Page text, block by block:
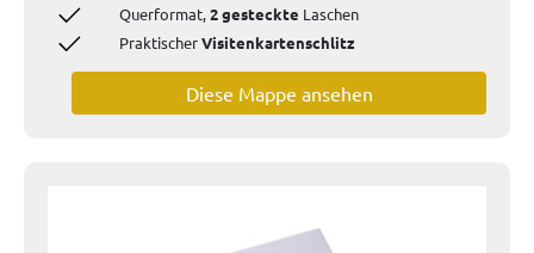
Querformat,2 gesteckte Laschen
PraktischerVisitenkartenschlitz
Diese Mappe ansehen